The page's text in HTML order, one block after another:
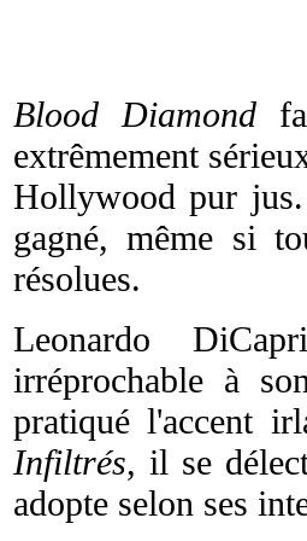
Blood Diamond
extrêmement
Hollywood pur
gagné, même si
résolues.
Leonardo
irréprochable à
pratiqué l'accent
Infiltrés, il se
adopte selon ses